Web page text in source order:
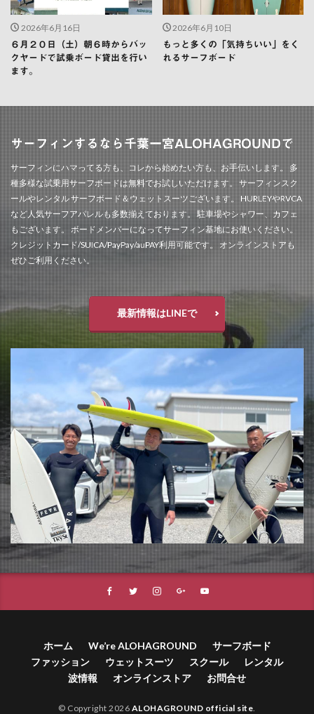
2026年6月16日
６月２０日（土）朝６時からバッ
クヤードで試乗ボード貸出を行い
ます。
2026年6月10日
もっと多くの「気持ちいい」をく
れるサーフボード
サーフィンするなら千葉一宮ALOHAGROUNDで
サーフィンにハマってる方も、コレから始めたい方も、お手伝いします。 多
種多様な試乗用サーフボードは無料でお試しいただけます。 サーフィンスク
ールやレンタル サーフボード＆ウェットスーツございます。 HURLEYやRVCA
など人気サーフアパレルも多数揃えております。 駐車場やシャワー、カフェ
もございます。 ボードメンバーになってサーフィン基地にお使いください。
クレジットカード/SUICA/PayPay/auPAY利用可能です。 オンラインストアも
ぜひご利用ください。
最新情報はLINEで
ホーム We’re ALOHAGROUND
サーフボード
ファッション
ウェットスーツ スクール
レンタル
波情報
オンラインストア お問合せ
© Copyright 2026 ALOHAGROUND official site.